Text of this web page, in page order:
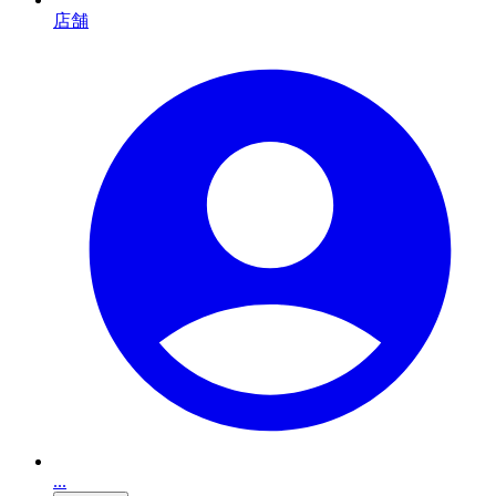
店舗
...